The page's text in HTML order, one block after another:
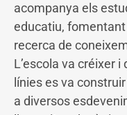
acompanya els
educatiu,
recerca de
L’escola va créixer
línies es va
a diversos